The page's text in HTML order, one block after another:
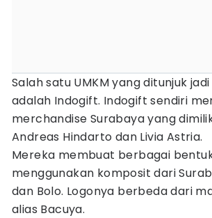
Salah satu UMKM yang ditunjuk
adalah Indogift. Indogift sendiri
merchandise Surabaya yang
Andreas Hindarto dan Livia Astria.
Mereka membuat berbagai
menggunakan komposit dari
dan Bolo. Logonya berbeda dari
alias Bacuya.